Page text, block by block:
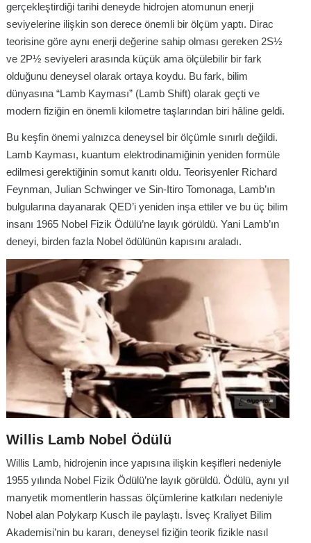
gerçekleştirdiği tarihi deneyde hidrojen atomunun enerji
seviyelerine ilişkin son derece önemli bir ölçüm yaptı. Dirac
teorisine göre aynı enerji değerine sahip olması gereken 2S½
ve 2P½ seviyeleri arasında küçük ama ölçülebilir bir fark
olduğunu deneysel olarak ortaya koydu. Bu fark, bilim
dünyasına “Lamb Kayması” (Lamb Shift) olarak geçti ve
modern fiziğin en önemli kilometre taşlarından biri hâline geldi.
Bu keşfin önemi yalnızca deneysel bir ölçümle sınırlı değildi.
Lamb Kayması, kuantum elektrodinamiğinin yeniden formüle
edilmesi gerektiğinin somut kanıtı oldu. Teorisyenler Richard
Feynman, Julian Schwinger ve Sin-Itiro Tomonaga, Lamb’ın
bulgularına dayanarak QED’i yeniden inşa ettiler ve bu üç bilim
insanı 1965 Nobel Fizik Ödülü’ne layık görüldü. Yani Lamb’ın
deneyi, birden fazla Nobel ödülünün kapısını araladı.
Willis Lamb Nobel Ödülü
Willis Lamb, hidrojenin ince yapısına ilişkin keşifleri nedeniyle
1955 yılında Nobel Fizik Ödülü’ne layık görüldü. Ödülü, aynı yıl
manyetik momentlerin hassas ölçümlerine katkıları nedeniyle
Nobel alan Polykarp Kusch ile paylaştı. İsveç Kraliyet Bilim
Akademisi’nin bu kararı, deneysel fiziğin teorik fizikle nasıl